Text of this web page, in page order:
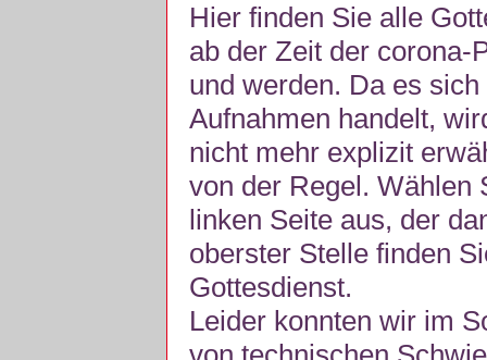
Hier finden Sie alle
ab der Zeit der corona-
und werden. Da es
Aufnahmen handelt,
nicht mehr explizit
von der Regel. Wählen
linken Seite aus, der
oberster Stelle finden
Gottesdienst.
Leider konnten wir im